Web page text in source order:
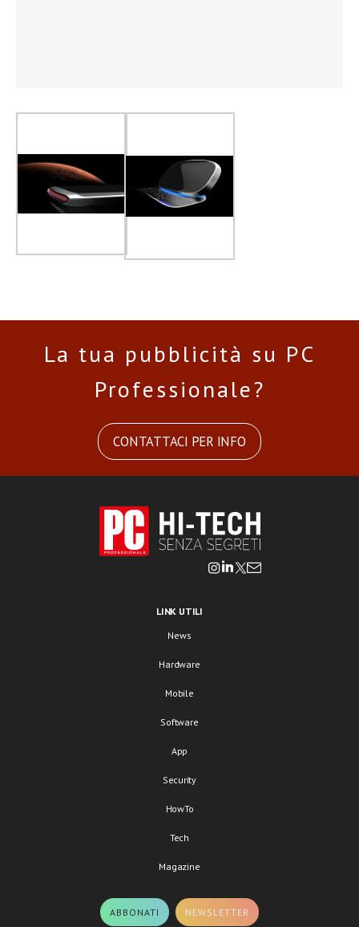
La tua pubblicità su PC
Professionale?
CONTATTACI PER INFO
LINK UTILI
News
Hardware
Mobile
Software
App
Security
HowTo
Tech
Magazine
ABBONATI NEWSLETTER